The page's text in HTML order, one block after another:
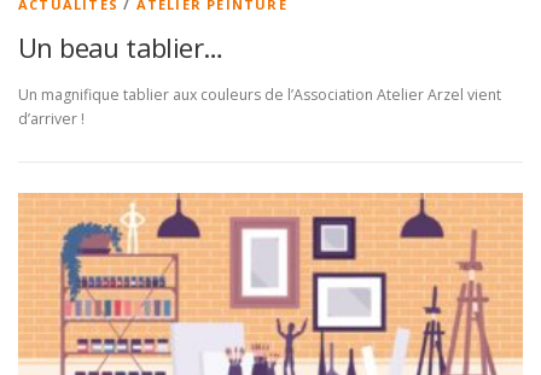
ACTUALITÉS / ATELIER PEINTURE
Un beau tablier…
Un magnifique tablier aux couleurs de l’Association Atelier Arzel vient
d’arriver !